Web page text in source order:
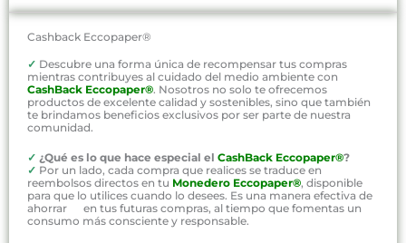
Cashback Eccopaper®
✓ Descubre una forma única de recompensar tus compras
mientras contribuyes al cuidado del medio ambiente con
CashBack Eccopaper®. Nosotros no solo te ofrecemos
productos de excelente calidad y sostenibles, sino que también
te brindamos beneficios exclusivos por ser parte de nuestra
comunidad.
✓ ¿Qué es lo que hace especial el CashBack Eccopaper®?
✓ Por un lado, cada compra que realices se traduce en
reembolsos directos en tu Monedero Eccopaper®, disponible
para que lo utilices cuando lo desees. Es una manera efectiva de
ahorrar en tus futuras compras, al tiempo que fomentas un
consumo más consciente y responsable.